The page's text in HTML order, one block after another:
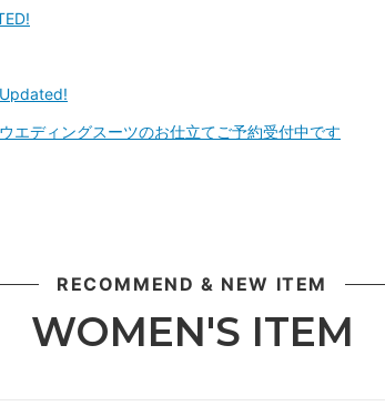
エディングスーツのお仕立てご予約受付中です
RECOMMEND & NEW ITEM
WOMEN'S ITEM